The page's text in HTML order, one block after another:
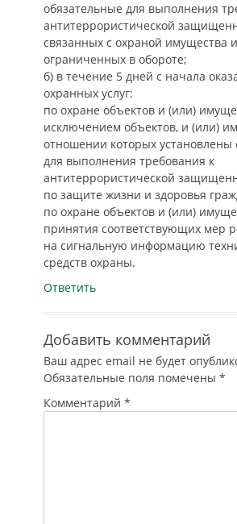
обязательные для выполнения
антитеррористической
связанных с охраной имущества
ограниченных в обороте;
б) в течение 5 дней с начала
охранных услуг:
по охране объектов и (или)
исключением объектов, и (или)
отношении которых установлены
для выполнения требования к
антитеррористической
по защите жизни и здоровья
по охране объектов и (или)
принятия соответствующих мер
на сигнальную информацию
средств охраны.
Ответить
Добавить комментарий
Ваш адрес email не будет
Обязательные поля помечены *
Комментарий *